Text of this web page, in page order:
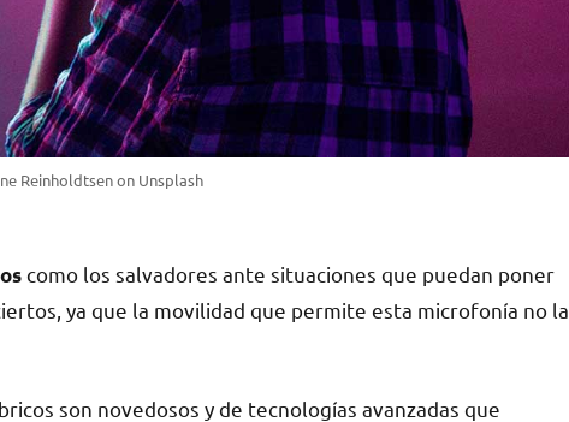
Reinholdtsen on Unsplash
como los salvadores ante situaciones que puedan poner
ya que la movilidad que permite esta microfonía no la
son novedosos y de tecnologías avanzadas que